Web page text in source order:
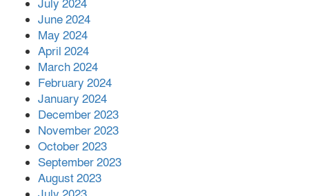
July 2024
June 2024
May 2024
April 2024
March 2024
February 2024
January 2024
December 2023
November 2023
October 2023
September 2023
August 2023